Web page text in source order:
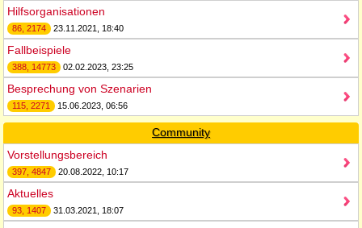
Hilfsorganisationen
86, 2174 23.11.2021, 18:40
Fallbeispiele
388, 14773 02.02.2023, 23:25
Besprechung von Szenarien
115, 2271 15.06.2023, 06:56
Community
Vorstellungsbereich
397, 4847 20.08.2022, 10:17
Aktuelles
93, 1407 31.03.2021, 18:07